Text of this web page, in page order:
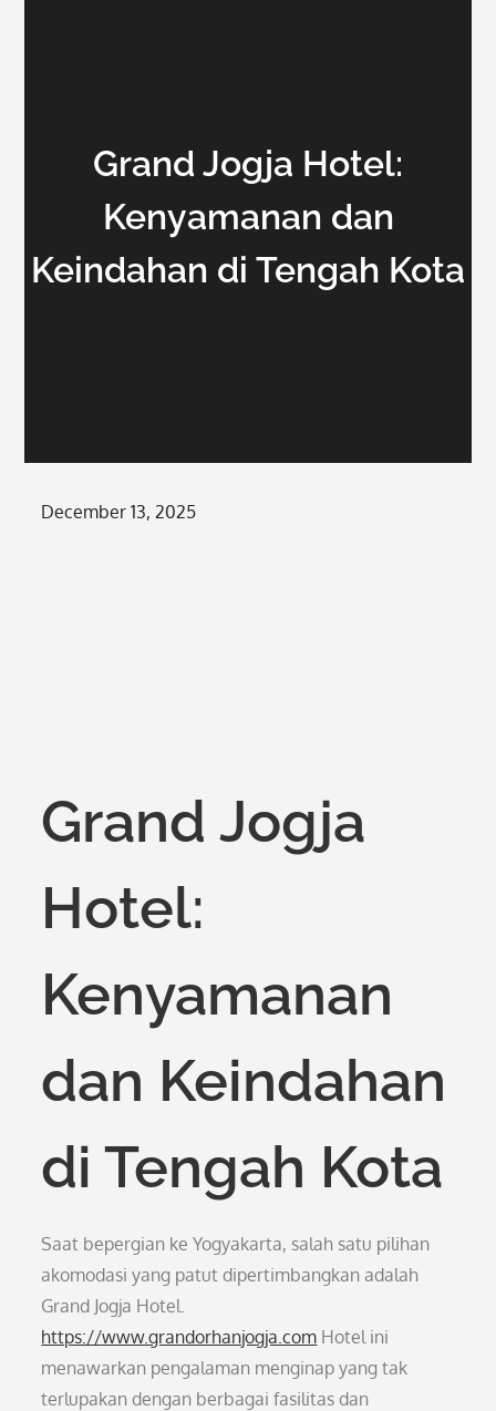
Grand Jogja Hotel:
Kenyamanan dan
Keindahan di Tengah Kota
Posted
December 13, 2025
Grand Jogja
Hotel:
Kenyamanan
dan Keindahan
di Tengah Kota
Saat bepergian ke Yogyakarta, salah satu pilihan
akomodasi yang patut dipertimbangkan adalah
Grand Jogja Hotel.
https://www.grandorhanjogja.com Hotel ini
menawarkan pengalaman menginap yang tak
terlupakan dengan berbagai fasilitas dan